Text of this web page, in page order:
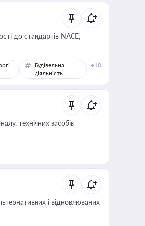
до стандартів NACE,
Торгівля
Будівельна
діяльність
+10
технічних засобів
і відновлюваних